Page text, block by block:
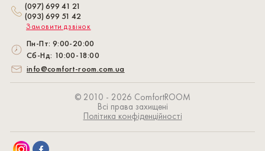
© 2010 - 2026 СomfortROOM
Всі права захищені
Політика конфіденційності
(097) 699 41 21
(093) 699 51 42
Замовити дзвінок
Пн-Пт: 9:00-20:00
Сб-Нд: 10:00-18:00
info@comfort-room.com.ua